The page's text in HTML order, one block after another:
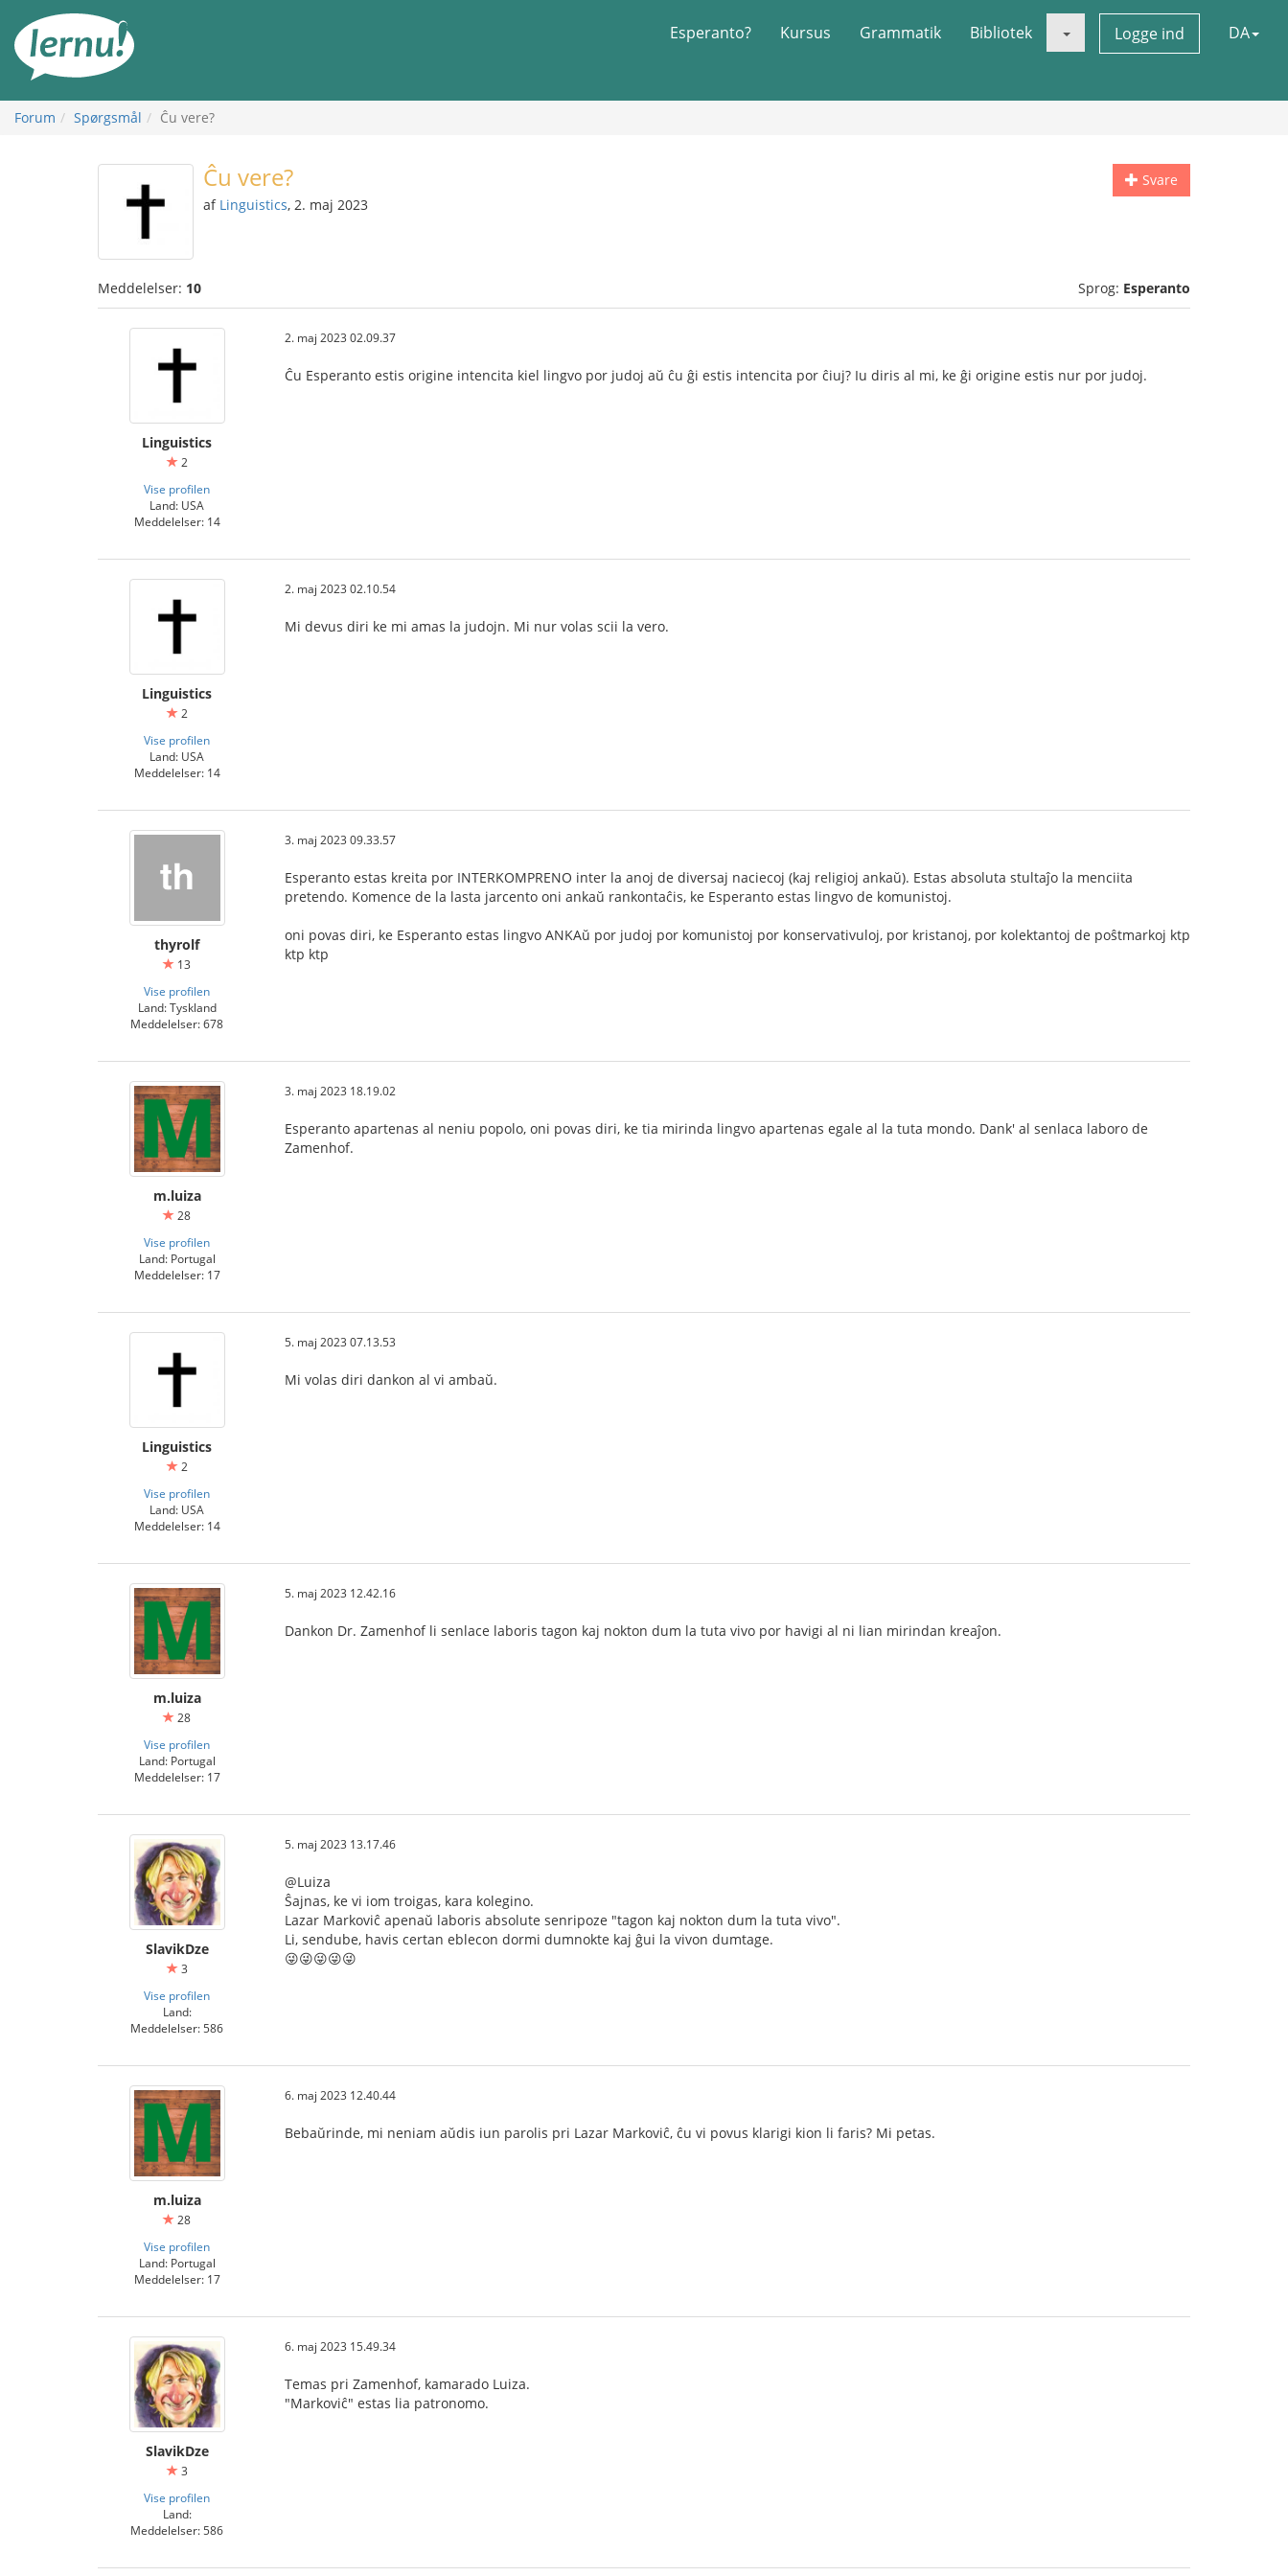
indholdet
Esperanto? Kursus Grammatik Bibliotek Logge ind DA
Forum Spørgsmål Ĉu vere?
Svare
Ĉu vere?
af Linguistics, 2. maj 2023
Meddelelser: 10 Sprog: Esperanto
Linguistics
2
Vise profilen
Land: USA
Meddelelser: 14
2. maj 2023 02.09.37
Ĉu Esperanto estis origine intencita kiel lingvo por judoj aŭ ĉu ĝi estis intencita por ĉiuj? Iu diris al mi, ke ĝi origine estis nur por judoj.
Linguistics
2
Vise profilen
Land: USA
Meddelelser: 14
2. maj 2023 02.10.54
Mi devus diri ke mi amas la judojn. Mi nur volas scii la vero.
thyrolf
13
Vise profilen
Land: Tyskland
Meddelelser: 678
3. maj 2023 09.33.57
Esperanto estas kreita por INTERKOMPRENO inter la anoj de diversaj naciecoj (kaj religioj ankaŭ). Estas absoluta stultaĵo la menciita
pretendo. Komence de la lasta jarcento oni ankaŭ rankontaĉis, ke Esperanto estas lingvo de komunistoj.
oni povas diri, ke Esperanto estas lingvo ANKAŭ por judoj por komunistoj por konservativuloj, por kristanoj, por kolektantoj de poŝtmarkoj ktp
ktp ktp
m.luiza
28
Vise profilen
Land: Portugal
Meddelelser: 17
3. maj 2023 18.19.02
Esperanto apartenas al neniu popolo, oni povas diri, ke tia mirinda lingvo apartenas egale al la tuta mondo. Dank' al senlaca laboro de
Zamenhof.
Linguistics
2
Vise profilen
Land: USA
Meddelelser: 14
5. maj 2023 07.13.53
Mi volas diri dankon al vi ambaŭ.
m.luiza
28
Vise profilen
Land: Portugal
Meddelelser: 17
5. maj 2023 12.42.16
Dankon Dr. Zamenhof li senlace laboris tagon kaj nokton dum la tuta vivo por havigi al ni lian mirindan kreaĵon.
SlavikDze
3
Vise profilen
Land:
Meddelelser: 586
5. maj 2023 13.17.46
@Luiza
Ŝajnas, ke vi iom troigas, kara kolegino.
Lazar Markoviĉ apenaŭ laboris absolute senripoze "tagon kaj nokton dum la tuta vivo".
Li, sendube, havis certan eblecon dormi dumnokte kaj ĝui la vivon dumtage.
😜😜😜😜😜
m.luiza
28
Vise profilen
Land: Portugal
Meddelelser: 17
6. maj 2023 12.40.44
Bebaŭrinde, mi neniam aŭdis iun parolis pri Lazar Markoviĉ, ĉu vi povus klarigi kion li faris? Mi petas.
SlavikDze
3
Vise profilen
Land:
Meddelelser: 586
6. maj 2023 15.49.34
Temas pri Zamenhof, kamarado Luiza.
"Markoviĉ" estas lia patronomo.